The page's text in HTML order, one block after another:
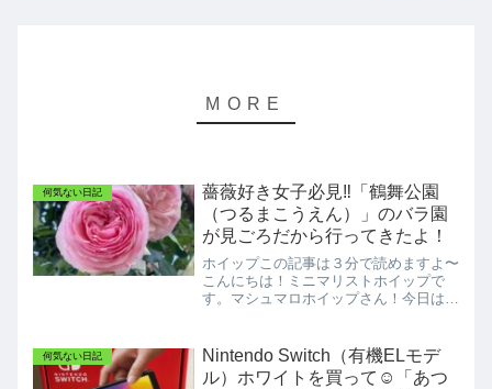
何気ない日記
薔薇好き女子必見‼️「鶴舞公園
（つるまこうえん）」のバラ園
が見ごろだから行ってきたよ！
ホイップこの記事は３分で読めますよ〜
こんにちは！ミニマリストホイップで
す。マシュマロホイップさん！今日は鶴
んだ〜。それは良かったね〜！マシュマ
ロとっても綺麗だったからみ...
何気ない日記
Nintendo Switch（有機ELモデ
ル）ホワイトを買って☺️「あつ